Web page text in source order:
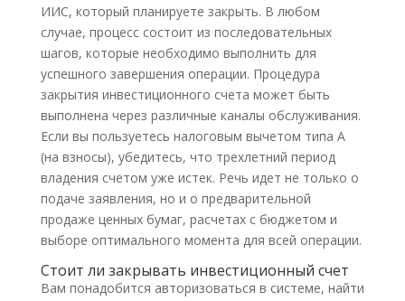
ИИС, который планируете закрыть. В любом
случае, процесс состоит из последовательных
шагов, которые необходимо выполнить для
успешного завершения операции. Процедура
закрытия инвестиционного счета может быть
выполнена через различные каналы обслуживания.
Если вы пользуетесь налоговым вычетом типа А
(на взносы), убедитесь, что трехлетний период
владения счетом уже истек. Речь идет не только о
подаче заявления, но и о предварительной
продаже ценных бумаг, расчетах с бюджетом и
выборе оптимального момента для всей операции.
Стоит ли закрывать инвестиционный счет
Вам понадобится авторизоваться в системе, найти